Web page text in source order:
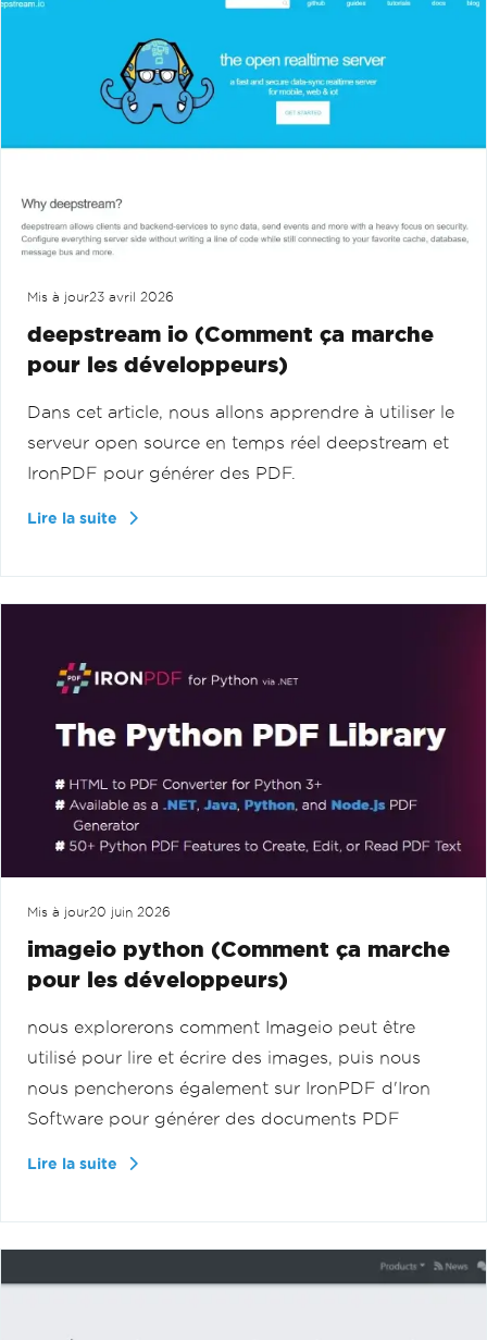
Mis à jour23 avril 2026
deepstream io (Comment ça marche
pour les développeurs)
Dans cet article, nous allons apprendre à utiliser le
serveur open source en temps réel deepstream et
IronPDF pour générer des PDF.
Lire la suite
Mis à jour20 juin 2026
imageio python (Comment ça marche
pour les développeurs)
nous explorerons comment Imageio peut être
utilisé pour lire et écrire des images, puis nous
nous pencherons également sur IronPDF d'Iron
Software pour générer des documents PDF
Lire la suite